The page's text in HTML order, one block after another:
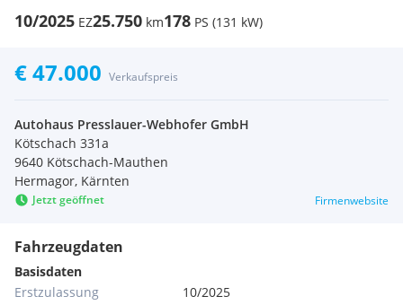
10/2025 EZ25.750 km178 PS (131 kW)
€ 47.000 Verkaufspreis
Autohaus Presslauer-Webhofer GmbH
Kötschach 331a
9640 Kötschach-Mauthen
Hermagor, Kärnten
Jetzt geöffnet Firmenwebsite
Fahrzeugdaten
Basisdaten
Erstzulassung
10/2025